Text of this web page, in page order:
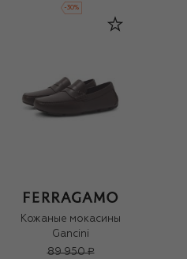
-30%
Кожаные мокасины
Gancini
89 950 ₽